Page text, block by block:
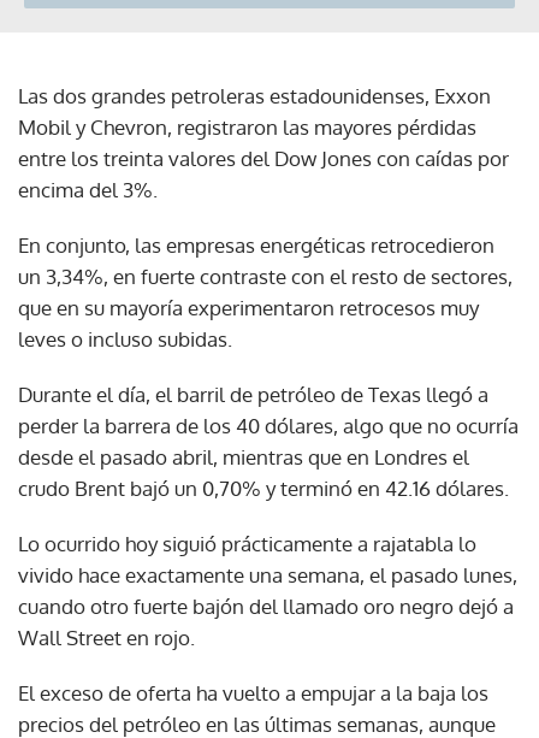
Las dos grandes petroleras estadounidenses, Exxon
Mobil y Chevron, registraron las mayores pérdidas
entre los treinta valores del Dow Jones con caídas por
encima del 3%.
En conjunto, las empresas energéticas retrocedieron
un 3,34%, en fuerte contraste con el resto de sectores,
que en su mayoría experimentaron retrocesos muy
leves o incluso subidas.
Durante el día, el barril de petróleo de Texas llegó a
perder la barrera de los 40 dólares, algo que no ocurría
desde el pasado abril, mientras que en Londres el
crudo Brent bajó un 0,70% y terminó en 42.16 dólares.
Lo ocurrido hoy siguió prácticamente a rajatabla lo
vivido hace exactamente una semana, el pasado lunes,
cuando otro fuerte bajón del llamado oro negro dejó a
Wall Street en rojo.
El exceso de oferta ha vuelto a empujar a la baja los
precios del petróleo en las últimas semanas, aunque